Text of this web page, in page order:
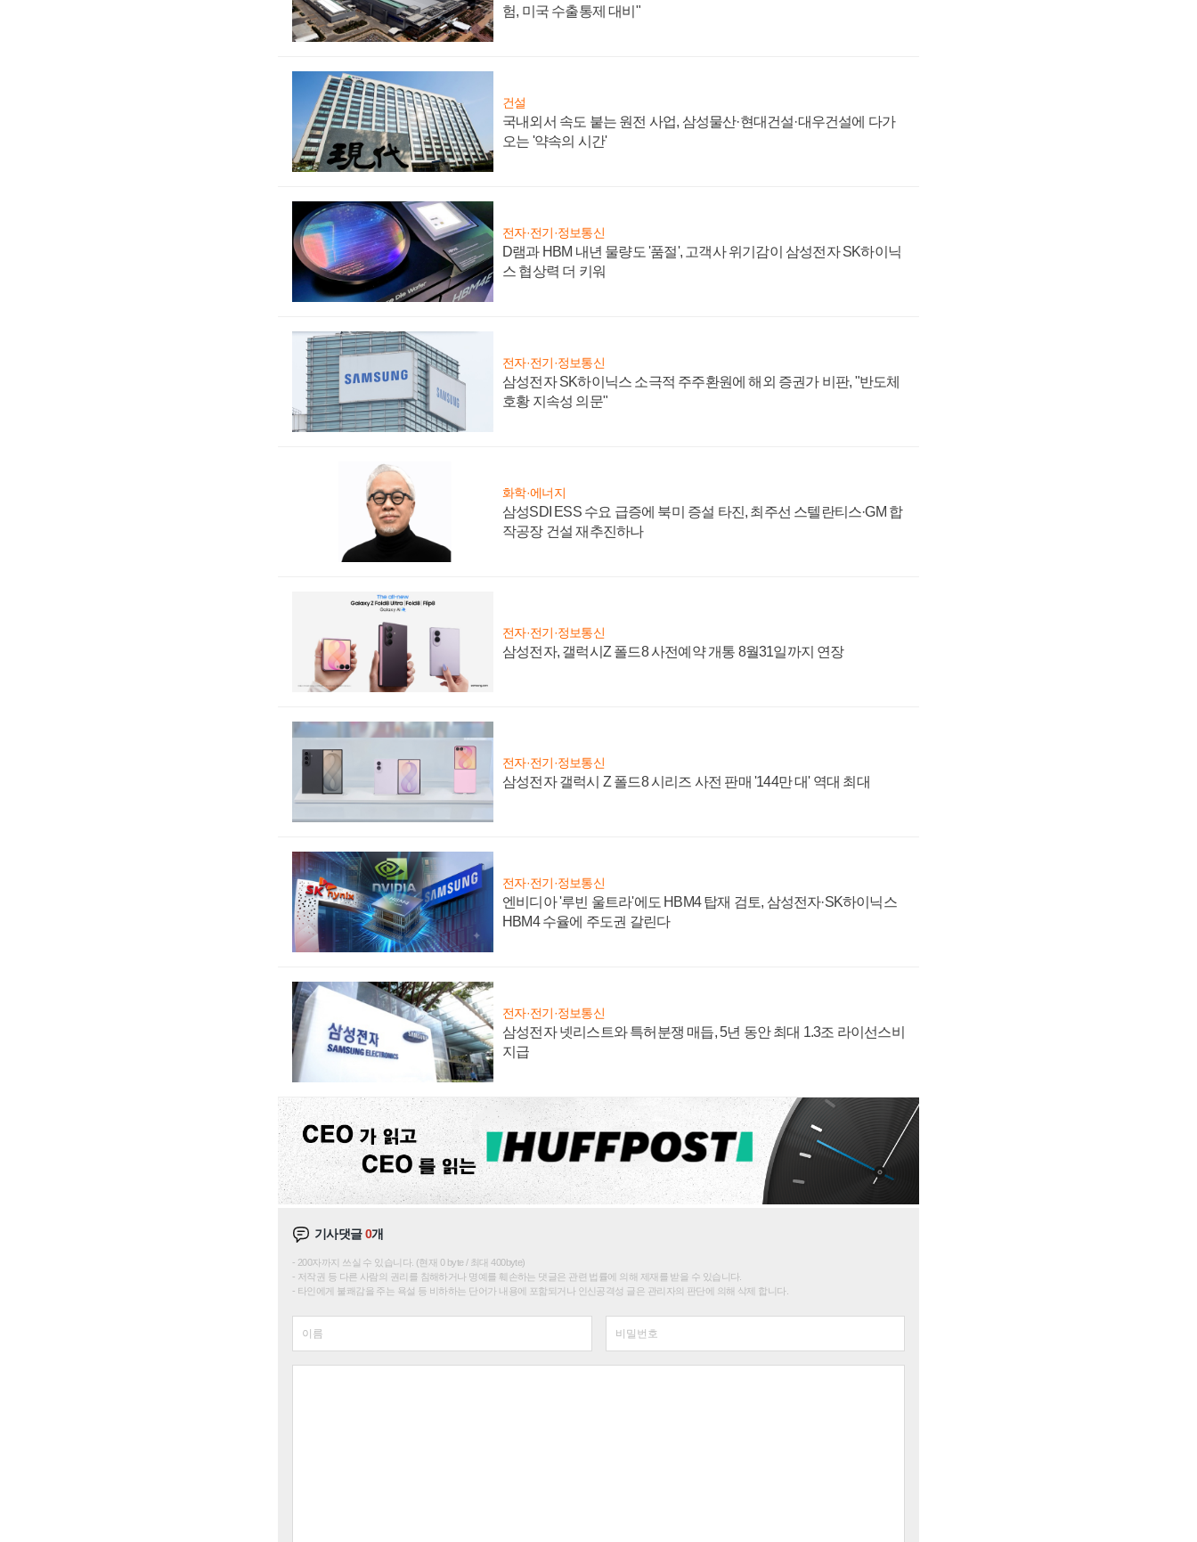
험, 미국 수출통제 대비"
건설
국내외서 속도 붙는 원전 사업, 삼성물산·현대건설·대우건설에 다가
오는 '약속의 시간'
전자·전기·정보통신
D램과 HBM 내년 물량도 '품절', 고객사 위기감이 삼성전자 SK하이닉
스 협상력 더 키워
전자·전기·정보통신
삼성전자 SK하이닉스 소극적 주주환원에 해외 증권가 비판, "반도체
호황 지속성 의문"
화학·에너지
삼성SDI ESS 수요 급증에 북미 증설 타진, 최주선 스텔란티스·GM 합
작공장 건설 재추진하나
전자·전기·정보통신
삼성전자, 갤럭시Z 폴드8 사전예약 개통 8월31일까지 연장
전자·전기·정보통신
삼성전자 갤럭시 Z 폴드8 시리즈 사전 판매 '144만 대' 역대 최대
전자·전기·정보통신
엔비디아 '루빈 울트라'에도 HBM4 탑재 검토, 삼성전자·SK하이닉스
HBM4 수율에 주도권 갈린다
전자·전기·정보통신
삼성전자 넷리스트와 특허분쟁 매듭, 5년 동안 최대 1.3조 라이선스비
지급
기사댓글0개
200자까지 쓰실 수 있습니다. (현재 0 byte / 최대 400byte)
저작권 등 다른 사람의 권리를 침해하거나 명예를 훼손하는 댓글은 관련 법률에 의해 제재를 받을 수 있습니다.
타인에게 불쾌감을 주는 욕설 등 비하하는 단어가 내용에 포함되거나 인신공격성 글은 관리자의 판단에 의해 삭제 합니다.